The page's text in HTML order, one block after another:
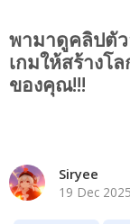
พามาดูคลิปตัว
เกมให้สร้างโ
ของคุณ!!!
Siryee
19 Dec